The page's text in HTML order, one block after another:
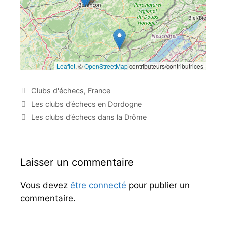
Leaflet, ©OpenStreetMapcontributeurs/contributrices
C
a
é
i
s
Clubs d'échecs, France
N
a
a
t
o
n
Les clubs d’échecs en Dordogne
Les clubs d’échecs dans la Drôme
Laisser un commentaire
Vous devez être connecté pour publier un
commentaire.